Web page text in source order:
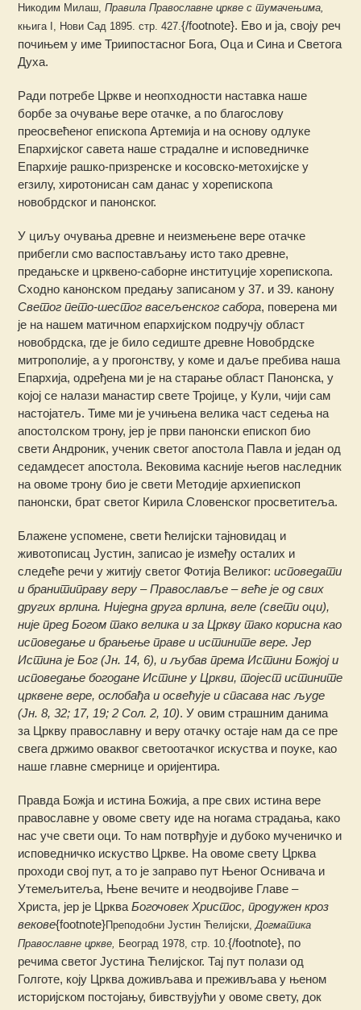
Никодим Милаш,Правила Православне цркве с тумачењима,
књига I, Нови Сад 1895. стр. 427.{/footnote}. Ево и ја, своју реч
почињем у име Триипостасног Бога, Оца и Сина и Светога
Духа.
Ради потребе Цркве и неопходности наставка наше
борбе за очување вере отачке, а по благослову
преосвећеног епископа Артемија и на основу одлуке
Епархијског савета наше страдалне и исповедничке
Епархије рашко-призренске и косовско-метохијске у
егзилу, хиротонисан сам данас у хорепископа
новобрдског и панонског.
У циљу очувања древне и неизмењене вере отачке
прибегли смо васпостављању исто тако древне,
предањске и црквено-саборне институције хорепископа.
Сходно канонском предању записаном у 37. и 39. канону
Светог пето-шестог васељенског сабора, поверена ми
је на нашем матичном епархијском подручју област
новобрдска, где је било седиште древне Новобрдске
митрополије, а у прогонству, у коме и даље пребива наша
Епархија, одређена ми је на старање област Панонска, у
којој се налази манастир свете Тројице, у Кули, чији сам
настојатељ. Тиме ми је учињена велика част седења на
апостолском трону, јер је први панонски епископ био
свети Андроник, ученик светог апостола Павла и један од
седамдесет апостола. Вековима касније његов наследник
на овоме трону био је свети Методије архиепископ
панонски, брат светог Кирила Словенског просветитеља.
Блажене успомене, свети ћелијски тајновидац и
животописац Јустин, записао је између осталих и
следеће речи у житију светог Фотија Великог:исповедати
и бранитиправу веру – Православље – веће је од свих
других врлина. Ниједна друга врлина, веле (свети оци),
није пред Богом тако велика и за Цркву тако корисна као
исповедање и брањење праве и истините вере. Јер
Истина је Бог (Јн. 14, 6), и љубав према Истини Божјој и
исповедање богодане Истине у Цркви, тојест истините
црквене вере, ослобађа и освећује и спасава нас људе
(Јн. 8, 32; 17, 19; 2 Сол. 2, 10). У овим страшним данима
за Цркву православну и веру отачку остаје нам да се пре
свега држимо оваквог светоотачког искуства и поуке, као
наше главне смернице и оријентира.
Правда Божја и истина Божија, а пре свих истина вере
православне у овоме свету иде на ногама страдања, како
нас уче свети оци. То нам потврђује и дубоко мученичко и
исповедничко искуство Цркве. На овоме свету Црква
проходи свој пут, а то је заправо пут Њеног Оснивача и
Утемељитеља, Њене вечите и неодвојиве Главе –
Христа, јер је ЦркваБогочовек Христос, продужен кроз
векове{footnote}Преподобни Јустин Ћелијски,Догматика
Православне цркве,
Београд 1978, стр. 10.{/footnote}, по
речима светог Јустина Ћелијског. Тај пут полази од
Голготе, коју Црква доживљава и преживљава у њеном
историјском постојању, бивствујући у овоме свету, док